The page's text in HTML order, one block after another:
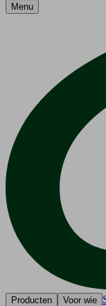
Menu
Producten Voor wie